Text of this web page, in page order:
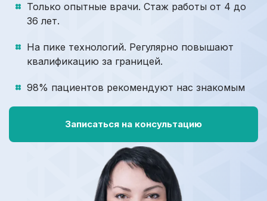
Только опытные врачи. Стаж работы от 4 до
36 лет.
На пике технологий. Регулярно повышают
квалификацию за границей.
98% пациентов рекомендуют нас знакомым
Записаться на консультацию